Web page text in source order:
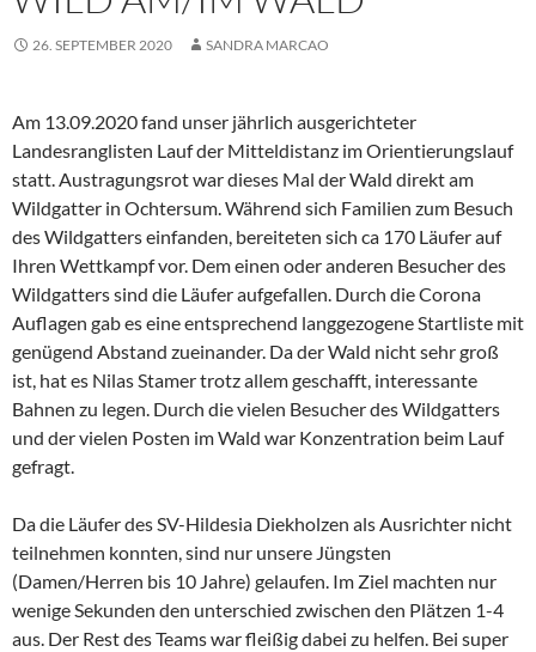
26. SEPTEMBER 2020 SANDRA MARCAO
Am 13.09.2020 fand unser jährlich ausgerichteter
Landesranglisten Lauf der Mitteldistanz im Orientierungslauf
statt. Austragungsrot war dieses Mal der Wald direkt am
Wildgatter in Ochtersum. Während sich Familien zum Besuch
des Wildgatters einfanden, bereiteten sich ca 170 Läufer auf
Ihren Wettkampf vor. Dem einen oder anderen Besucher des
Wildgatters sind die Läufer aufgefallen. Durch die Corona
Auflagen gab es eine entsprechend langgezogene Startliste mit
genügend Abstand zueinander. Da der Wald nicht sehr groß
ist, hat es Nilas Stamer trotz allem geschafft, interessante
Bahnen zu legen. Durch die vielen Besucher des Wildgatters
und der vielen Posten im Wald war Konzentration beim Lauf
gefragt.
Da die Läufer des SV-Hildesia Diekholzen als Ausrichter nicht
teilnehmen konnten, sind nur unsere Jüngsten
(Damen/Herren bis 10 Jahre) gelaufen. Im Ziel machten nur
wenige Sekunden den unterschied zwischen den Plätzen 1-4
aus. Der Rest des Teams war fleißig dabei zu helfen. Bei super